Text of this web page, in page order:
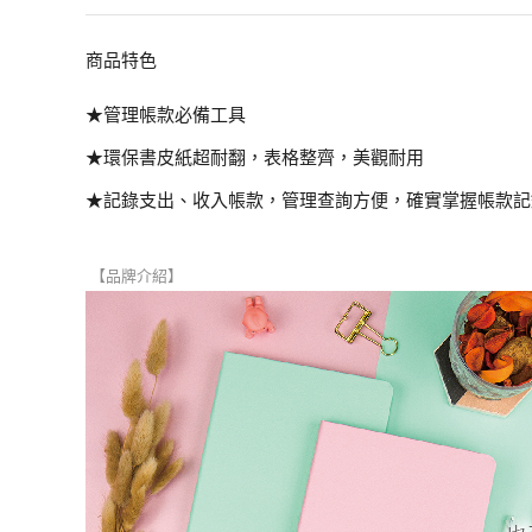
商品特色
★管理帳款必備工具
★環保書皮紙超耐翻，表格整齊，美觀耐用
★記錄支出、收入帳款，管理查詢方便，確實掌握帳款
【品牌介紹】